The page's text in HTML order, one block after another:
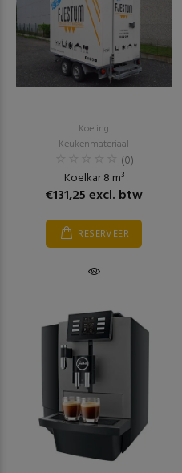
Koeling
Keukenmateriaal
(0)
Koelkar 8 m³
€131,25 excl. btw
RESERVEER